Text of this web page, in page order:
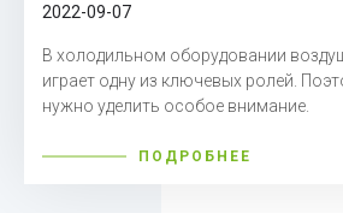
2022-09-07
В холодильном оборудовании
играет одну из ключевых ролей.
нужно уделить особое внимание.
ПОДРОБНЕЕ